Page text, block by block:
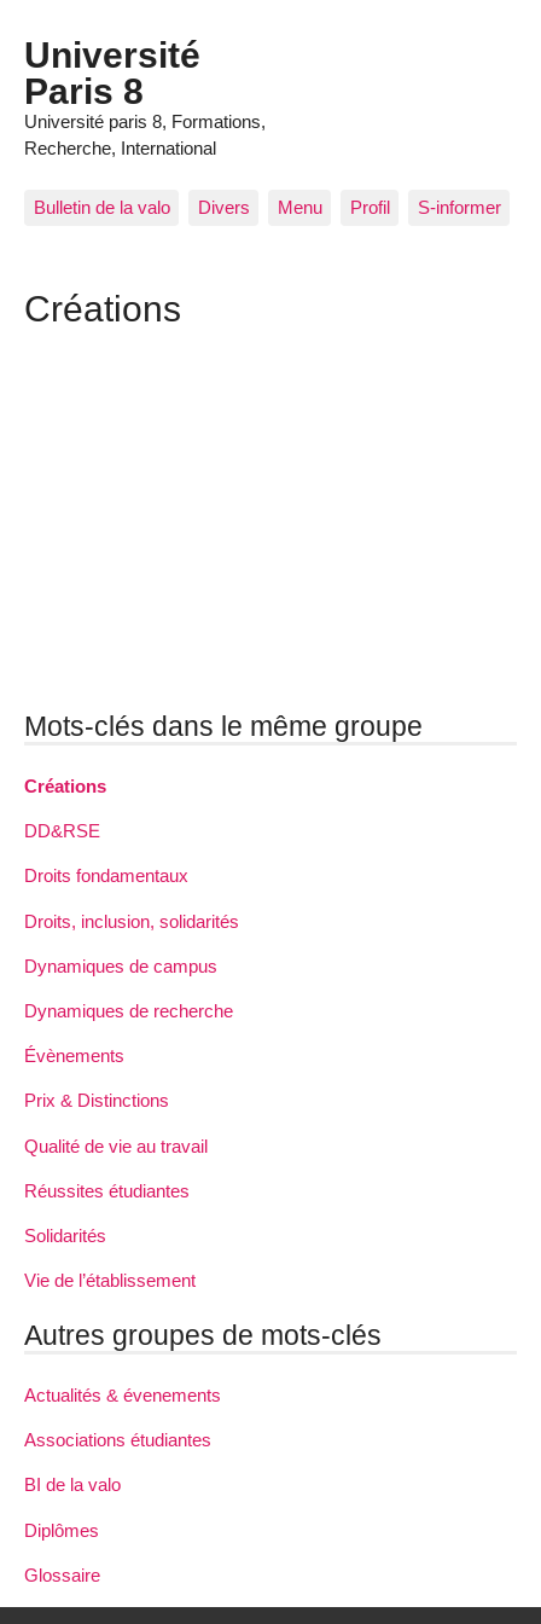
Université
Paris 8
Université paris 8, Formations,
Recherche, International
Bulletin de la valo Divers Menu Profil S-informer
Créations
Mots-clés dans le même groupe
Créations
DD&RSE
Droits fondamentaux
Droits, inclusion, solidarités
Dynamiques de campus
Dynamiques de recherche
Évènements
Prix & Distinctions
Qualité de vie au travail
Réussites étudiantes
Solidarités
Vie de l’établissement
Autres groupes de mots-clés
Actualités & évenements
Associations étudiantes
BI de la valo
Diplômes
Glossaire